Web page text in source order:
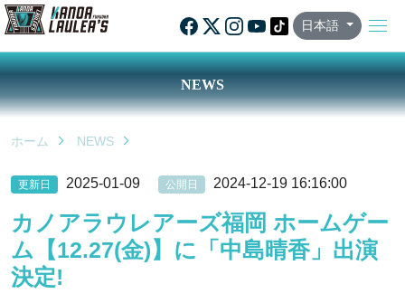
日本語
NEWS
ホーム NEWS
更新日 2025-01-09 公開日 2024-12-19 16:16:00
カノアラウレアーズ福岡 ホームゲー
ム【12.27(金)】に「中島晴香」出演
決定!